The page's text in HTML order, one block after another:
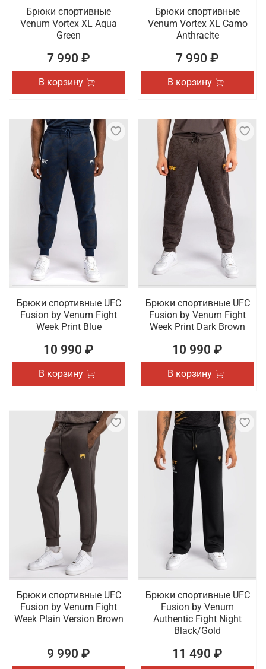
Брюки спортивные
Venum Vortex XL Aqua
Green
7 990 ₽
В корзину
Брюки спортивные
Venum Vortex XL Camo
Anthracite
7 990 ₽
В корзину
Брюки спортивные UFC
Fusion by Venum Fight
Week Print Blue
10 990 ₽
В корзину
Брюки спортивные UFC
Fusion by Venum Fight
Week Print Dark Brown
10 990 ₽
В корзину
Брюки спортивные UFC
Fusion by Venum Fight
Week Plain Version Brown
9 990 ₽
Брюки спортивные UFC
Fusion by Venum
Authentic Fight Night
Black/Gold
11 490 ₽